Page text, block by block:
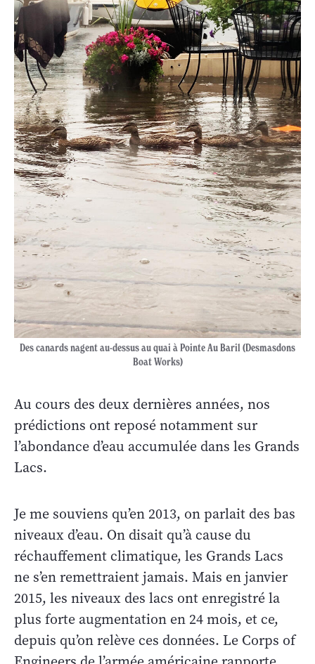
Des canards nagent au-dessus au quai à Pointe Au Baril (Desmasdons
Boat Works)
Au cours des deux dernières années, nos
prédictions ont reposé notamment sur
l’abondance d’eau accumulée dans les Grands
Lacs.
Je me souviens qu’en 2013, on parlait des bas
niveaux d’eau. On disait qu’à cause du
réchauffement climatique, les Grands Lacs
ne s’en remettraient jamais. Mais en janvier
2015, les niveaux des lacs ont enregistré la
plus forte augmentation en 24 mois, et ce,
depuis qu’on relève ces données. Le Corps of